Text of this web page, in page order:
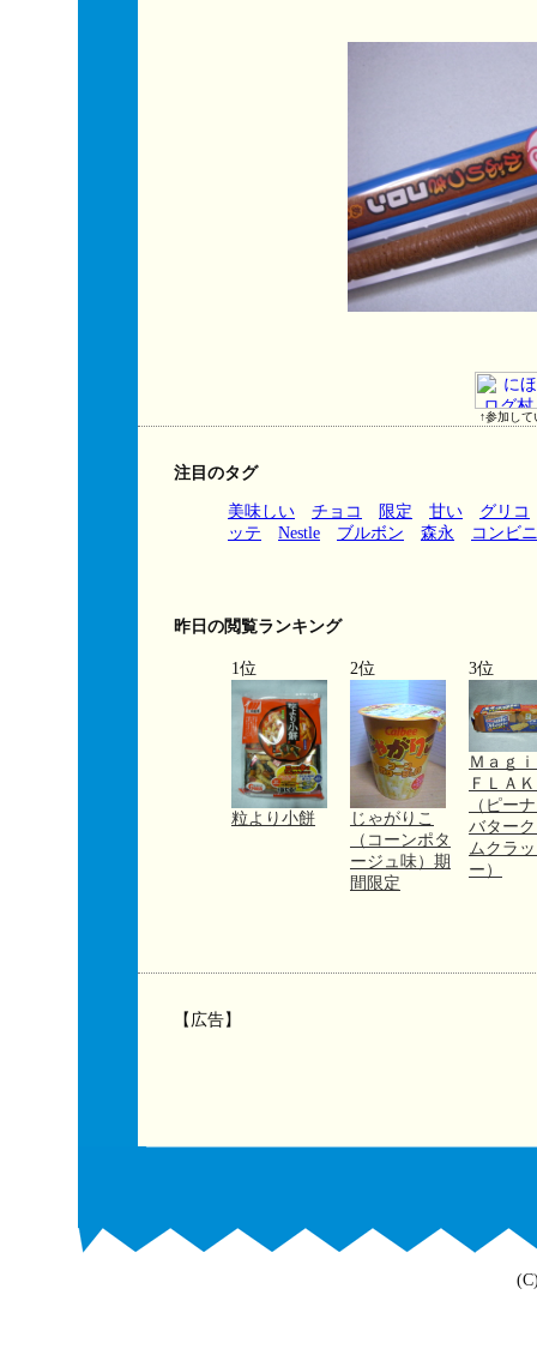
↑参加して
注目のタグ
美味しい チョコ 限定 甘い
グリコ
ッテ
Nestle ブルボン 森永 コンビニ
昨日の閲覧ランキング
1位
粒より小餅
2位
じゃがりこ
（コーンポタ
ージュ味）期
間限定
3位
Ｍａｇ
ＦＬＡ
（ピー
バター
ムクラ
ー）
【広告】